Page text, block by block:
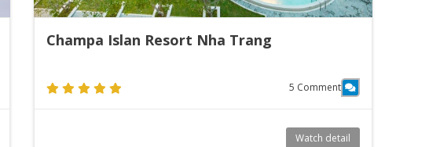
Champa Islan Resort Nha Trang
5 Comment
Watch detail